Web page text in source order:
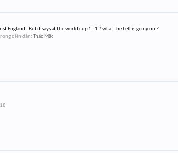
England . But it says at the world cup 1 - 1 ? what the hell is going on ?
diễn đàn: Thắc Mắc